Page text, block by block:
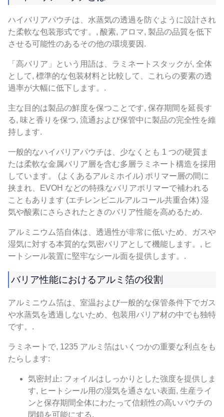
ハイバリアパウチは、水蒸気の透過を防ぐように設計され
た柔軟な包装形式です。, 酸素, アロマ, 製品の品質を低下
させる可能性のあるその他の環境要因.
「高バリア」という用語は、ラミネートスタックが, 全体
として, 標準的な包装材料と比較して、これらの要素の透
過率が大幅に低下します。.
主な目的は製品の鮮度を保つことです, 保存期間を延長す
る, 味と香りを保つ, 流通および保管中に製品の完全性を維
持します.
一般的なハイバリアパウチは、少なくとも 1 つの硬質ま
たは柔軟な金属バリア層を含む多層ラミネート構造を採用
しています。 (よくあるアルミホイル) ポリマー層の間に
挟まれ、EVOH などの特殊なバリアポリマーで補われる
こともあります (エチレンビニルアルコール共重合体) 湿
気や酸素にさらされたときのバリア性能を高めるため.
アルミニウム箔自体は、透過性が非常に低いため、ガスや
湿気に対する本質的な気密バリアとして機能します。, ヒ
ートシール装置に堅牢なシール面を提供します。.
バリア性能におけるアルミ箔の役割
アルミニウム箔は、室温および一般的な保管条件下でガス
や水蒸気を透過しないため、包装用バリア材の中でも独特
です。.
ラミネートで, 1235 アルミ箔はいくつかの重要な利点をも
たらします:
気密封止: フォイルはしっかりとした強度を提供しま
す, ヒートシール用の湿気を通さない表面, 生産ライ
ンと保存期間全体にわたって信頼性の高いパウチの
閉鎖を可能にする.